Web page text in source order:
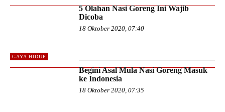
GAYA HIDUP
5 Olahan Nasi Goreng Ini Wajib
Dicoba
18 Oktober 2020, 07:40
Begini Asal Mula Nasi Goreng Masuk
ke Indonesia
18 Oktober 2020, 07:35